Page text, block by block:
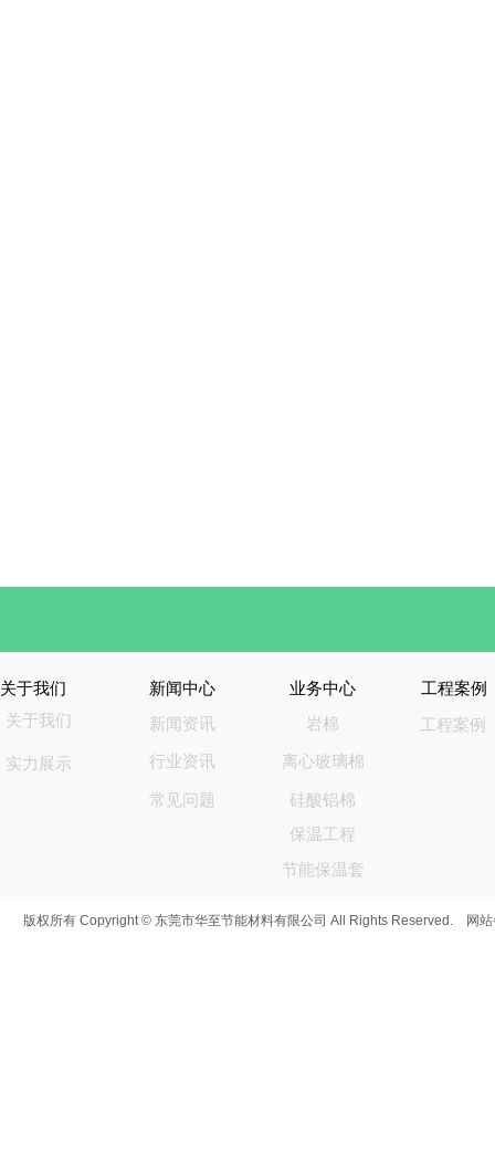
实力展示
关于我们
关于我们 新闻中心 业务中心
工程案例
新闻资讯
行业资讯
常见问题
岩棉
离心玻璃棉
硅酸铝棉
保温工程
节能保温套
工程案例
版权所有 Copyright © 东莞市华至节能材料有限公司 All Rights Reserved. 网站